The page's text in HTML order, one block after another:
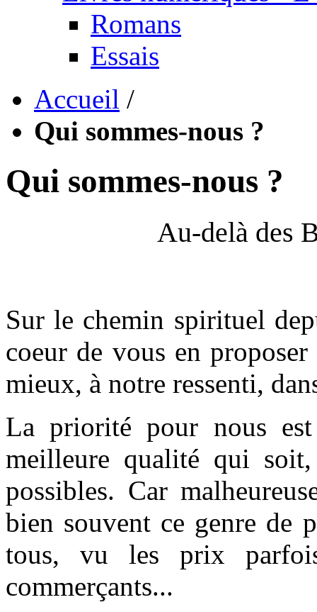
Romans
Essais
Accueil /
Qui sommes-nous ?
Qui sommes-nous ?
Au-delà des
Sur le chemin spirituel
coeur de vous en
mieux, à notre ressenti,
La priorité pour nous
meilleure qualité qui
possibles. Car
bien souvent ce genre de
tous, vu les prix
commerçants...